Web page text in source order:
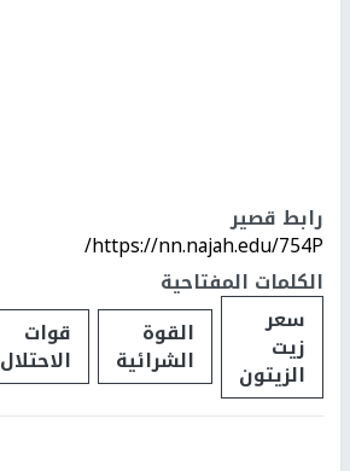
رابط قصير
https://nn.najah.edu/754P/
الكلمات المفتاحية
سعر
زيت
الزيتون
القوة
الشرائية
قوات
الاحتلال